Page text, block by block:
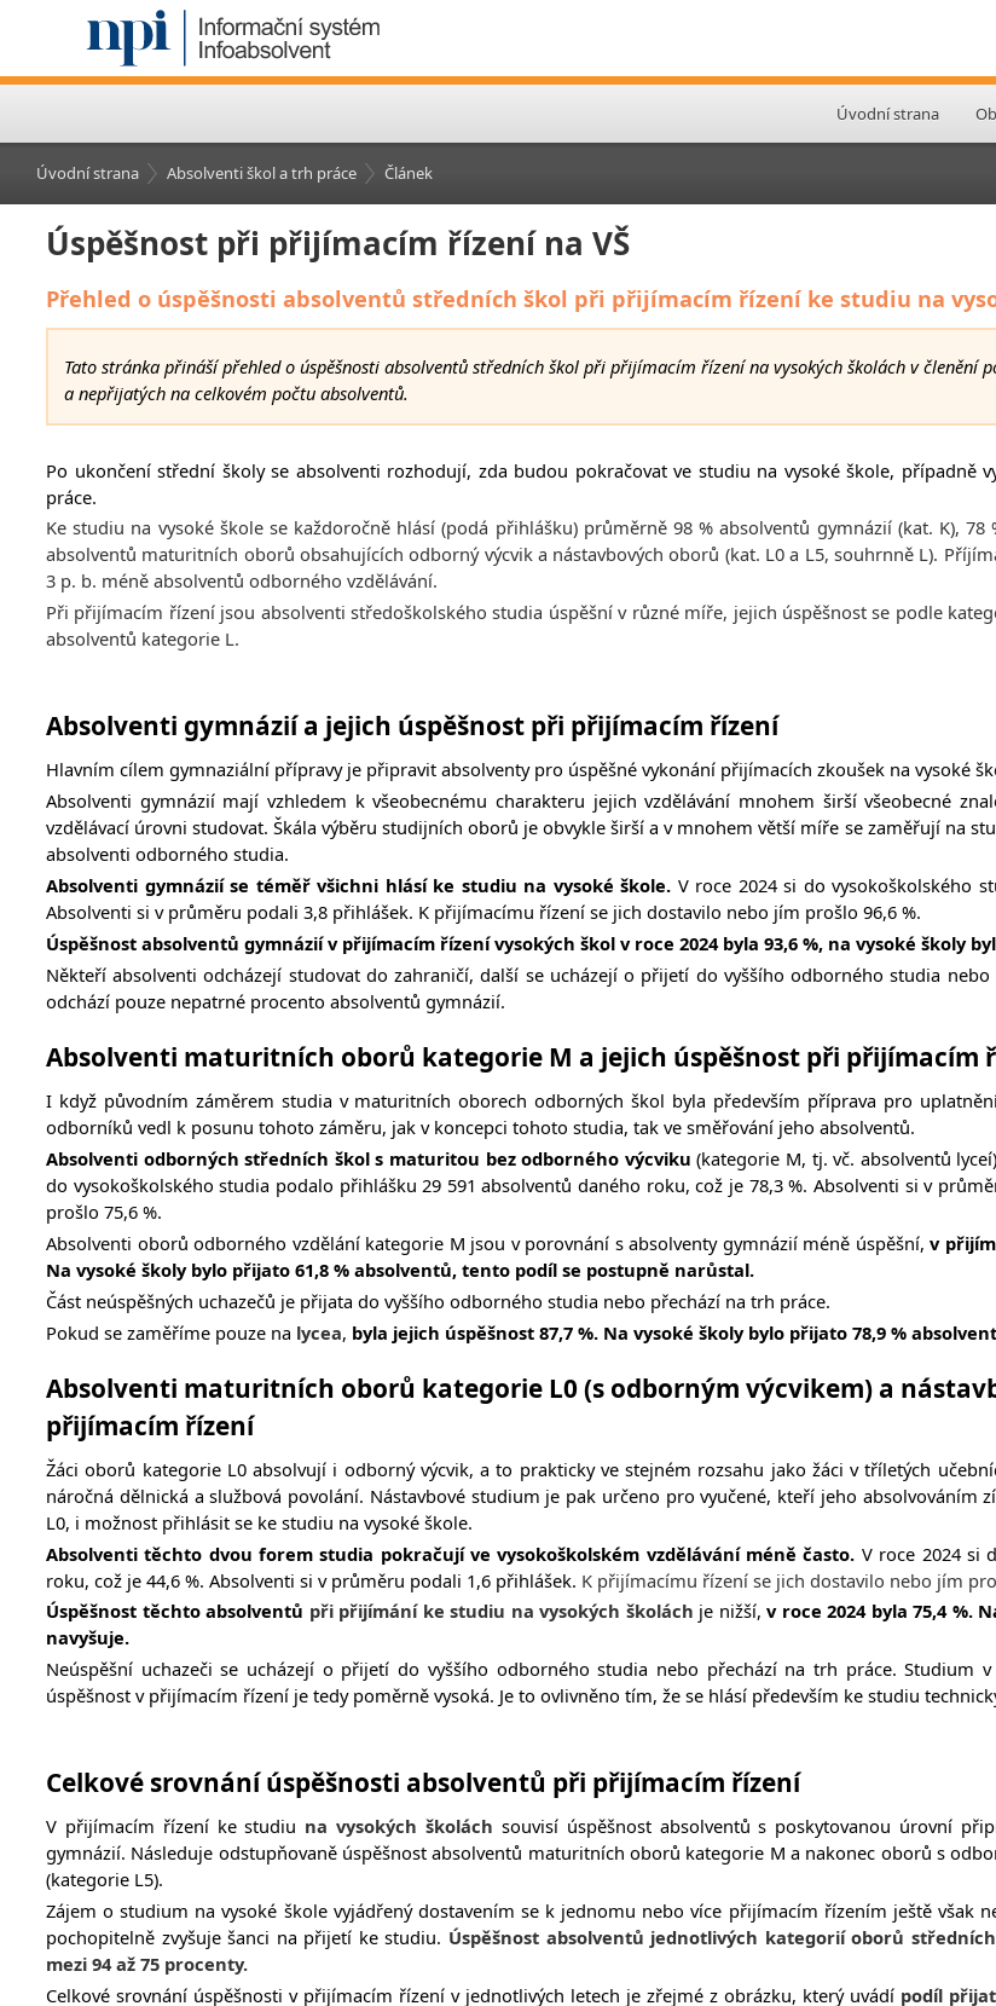
Úvodní strana
Úvodní strana Absolventi škol a trh práce Článek
Úspěšnost při přijímacím řízení na VŠ
Přehled o úspěšnosti absolventů středních škol při přijímacím řízení ke studiu na
Tato stránka přináší přehled o úspěšnosti absolventů středních škol při přijímacím řízení na vysokých školách v
a nepřijatých na celkovém počtu absolventů.
Po ukončení střední školy se absolventi rozhodují, zda budou pokračovat ve studiu na vysoké škole, případně
práce.
Ke studiu na vysoké škole se každoročně hlásí (podá přihlášku) průměrně 98 % absolventů gymnázií (kat. K),
absolventů maturitních oborů obsahujících odborný výcvik a nástavbových oborů (kat. L0 a L5, souhrnně L).
3 p. b. méně absolventů odborného vzdělávání.
Při přijímacím řízení jsou absolventi středoškolského studia úspěšní v různé míře, jejich úspěšnost se podle
absolventů kategorie L.
Absolventi gymnázií a jejich úspěšnost při přijímacím řízení
Hlavním cílem gymnaziální přípravy je připravit absolventy pro úspěšné vykonání přijímacích zkoušek na vysoké
Absolventi gymnázií mají vzhledem k všeobecnému charakteru jejich vzdělávání mnohem širší všeobecné
vzdělávací úrovni studovat. Škála výběru studijních oborů je obvykle širší a v mnohem větší míře se zaměřují na
absolventi odborného studia.
Absolventi gymnázií se téměř všichni hlásí ke studiu na vysoké škole. Vroce 2024 si do vysokoškolského
Absolventi si v průměru podali 3,8 přihlášek. K přijímacímu řízení se jich dostavilo nebo jím prošlo 96,6 %.
Úspěšnost absolventů gymnázií v přijímacím řízení vysokých škol v roce 2024 byla 93,6 %, na vysoké školy
Někteří absolventi odcházejí studovat do zahraničí, další se ucházejí o přijetí do vyššího odborného studia
odchází pouze nepatrné procento absolventů gymnázií.
Absolventi maturitních oborů kategorie M a jejich úspěšnost při přijímacím
I když původním záměrem studia v maturitních oborech odborných škol byla především příprava pro
odborníků vedl k posunu tohoto záměru, jak v koncepci tohoto studia, tak ve směřování jeho absolventů.
Absolventi odborných středních škol s maturitou bez odborného výcviku(kategorie M, tj. vč. absolventů lyceí)
do vysokoškolského studia podalo přihlášku 29 591 absolventů daného roku, což je 78,3 %. Absolventi si v
prošlo 75,6 %.
Absolventi oborů odborného vzdělání kategorie M jsou v porovnání s absolventy gymnázií méně úspěšní, v
Na vysoké školy bylo přijato 61,8 % absolventů, tento podíl se postupně narůstal.
Část neúspěšných uchazečů je přijata do vyššího odborného studia nebo přechází na trh práce.
Pokud se zaměříme pouze na lycea, byla jejich úspěšnost 87,7 %. Na vysoké školy bylo přijato 78,9 %
Absolventi maturitních oborů kategorie L0 (s odborným výcvikem) a
přijímacím řízení
Žáci oborů kategorie L0 absolvují i odborný výcvik, a to prakticky ve stejném rozsahu jako žáci v tříletých
náročná dělnická a službová povolání. Nástavbové studium je pak určeno pro vyučené, kteří jeho
L0, i možnost přihlásit se ke studiu na vysoké škole.
Absolventi těchto dvou forem studia pokračují ve vysokoškolském vzdělávání méně často. V roce 2024 si
roku, což je 44,6 %. Absolventi si v průměru podali 1,6 přihlášek. K přijímacímu řízení se jich dostavilo nebo jím
Úspěšnost těchto absolventů při přijímání ke studiu na vysokých školách je nižší,v roce 2024 byla 75,4 %.
navyšuje.
Neúspěšní uchazeči se ucházejí o přijetí do vyššího odborného studia nebo přechází na trh práce.
úspěšnost v přijímacím řízení je tedy poměrně vysoká. Je to ovlivněno tím, že se hlásí především ke studiu
Celkové srovnání úspěšnosti absolventů při přijímacím řízení
V přijímacím řízení ke studiu na vysokých školách souvisí úspěšnost absolventů s poskytovanou úrovní
gymnázií. Následuje odstupňovaně úspěšnost absolventů maturitních oborů kategorie M a nakonec oborů s
(kategorie L5).
Zájem o studium na vysoké škole vyjádřený dostavením se k jednomu nebo více přijímacím řízením ještě však
pochopitelně zvyšuje šanci na přijetí ke studiu. Úspěšnost absolventů jednotlivých kategorií oborů
mezi 94 až 75 procenty.
Celkové srovnání úspěšnosti v přijímacím řízení v jednotlivých letech je zřejmé z obrázku, který uvádí podíl